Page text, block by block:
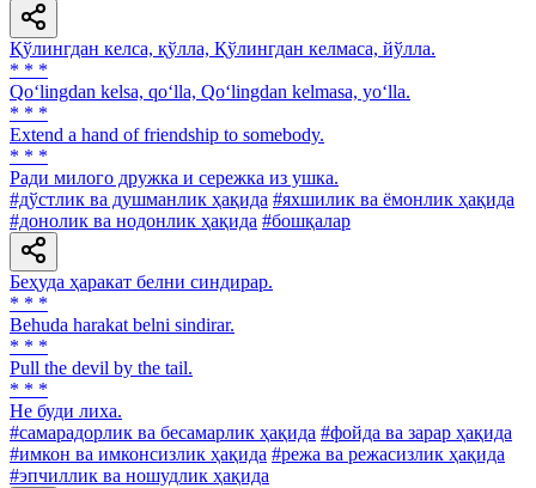
Қўлингдан келса, қўлла, Қўлингдан келмаса, йўлла.
* * *
Qo‘lingdan kelsa, qo‘lla, Qo‘lingdan kelmasa, yo‘lla.
* * *
Extend a hand of friendship to somebody.
* * *
Ради милого дружка и сережка из ушка.
#дўстлик ва душманлик ҳақида #яхшилик ва ёмонлик ҳақида
#донолик ва нодонлик ҳақида #бошқалар
Беҳуда ҳаракат белни синдирар.
* * *
Behuda harakat belni sindirar.
* * *
Pull the devil by the tail.
* * *
He буди лиха.
#самарадорлик ва бесамарлик ҳақида #фойда ва зарар ҳақида
#имкон ва имконсизлик ҳақида #режа ва режасизлик ҳақида
#эпчиллик ва ношудлик ҳақида